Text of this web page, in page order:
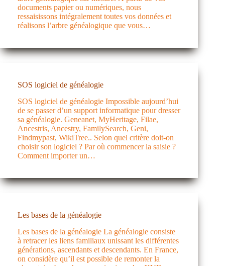
documents papier ou numériques, nous
ressaisissons intégralement toutes vos données et
réalisons l’arbre généalogique que vous…
SOS logiciel de généalogie
SOS logiciel de généalogie Impossible aujourd’hui
de se passer d’un support informatique pour dresser
sa généalogie. Geneanet, MyHeritage, Filae,
Ancestris, Ancestry, FamilySearch, Geni,
Findmypast, WikiTree.. Selon quel critère doit-on
choisir son logiciel ? Par où commencer la saisie ?
Comment importer un…
Les bases de la généalogie
Les bases de la généalogie La généalogie consiste
à retracer les liens familiaux unissant les différentes
générations, ascendants et descendants. En France,
on considère qu’il est possible de remonter la